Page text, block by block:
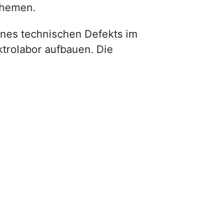
technischen Defekts im
aufbauen. Die